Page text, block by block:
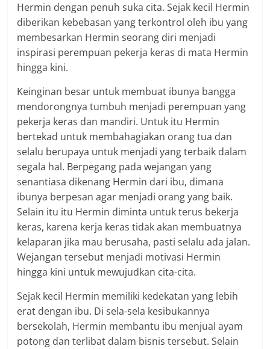
Hermin dengan penuh suka cita. Sejak kecil Hermin
diberikan kebebasan yang terkontrol oleh ibu yang
membesarkan Hermin seorang diri menjadi
inspirasi perempuan pekerja keras di mata Hermin
hingga kini.
Keinginan besar untuk membuat ibunya bangga
mendorongnya tumbuh menjadi perempuan yang
pekerja keras dan mandiri. Untuk itu Hermin
bertekad untuk membahagiakan orang tua dan
selalu berupaya untuk menjadi yang terbaik dalam
segala hal. Berpegang pada wejangan yang
senantiasa dikenang Hermin dari ibu, dimana
ibunya berpesan agar menjadi orang yang baik.
Selain itu itu Hermin diminta untuk terus bekerja
keras, karena kerja keras tidak akan membuatnya
kelaparan jika mau berusaha, pasti selalu ada jalan.
Wejangan tersebut menjadi motivasi Hermin
hingga kini untuk mewujudkan cita-cita.
Sejak kecil Hermin memiliki kedekatan yang lebih
erat dengan ibu. Di sela-sela kesibukannya
bersekolah, Hermin membantu ibu menjual ayam
potong dan terlibat dalam bisnis tersebut. Selain